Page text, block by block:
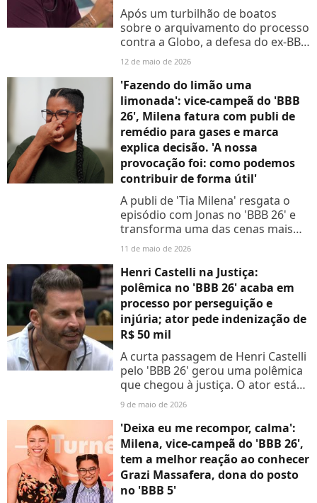
Após um turbilhão de boatos
sobre o arquivamento do processo
contra a Globo, a defesa do ex-BBB
26 Pedro veio a público esclarecer
os fatos. O que realmente
aconteceu com a ação judicial?...
12 de maio de 2026
'Fazendo do limão uma
limonada': vice-campeã do 'BBB
26', Milena fatura com publi de
remédio para gases e marca
explica decisão. 'A nossa
provocação foi: como podemos
contribuir de forma útil'
A publi de 'Tia Milena' resgata o
episódio com Jonas no 'BBB 26' e
transforma uma das cenas mais
comentadas da temporada em
uma campanha bem-humorada
11 de maio de 2026
Henri Castelli na Justiça:
polêmica no 'BBB 26' acaba em
processo por perseguição e
injúria; ator pede indenização de
R$ 50 mil
A curta passagem de Henri Castelli
pelo 'BBB 26' gerou uma polêmica
que chegou à justiça. O ator está
processando uma mulher acusada
de se passar por sua assessora,
com alegações de...
9 de maio de 2026
'Deixa eu me recompor, calma':
Milena, vice-campeã do 'BBB 26',
tem a melhor reação ao conhecer
Grazi Massafera, dona do posto
no 'BBB 5'